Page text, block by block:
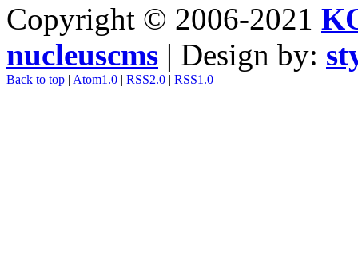
Copyright © 2006-2021
nucleuscms | Design by:
Back to top | Atom1.0 | RSS2.0 | RSS1.0